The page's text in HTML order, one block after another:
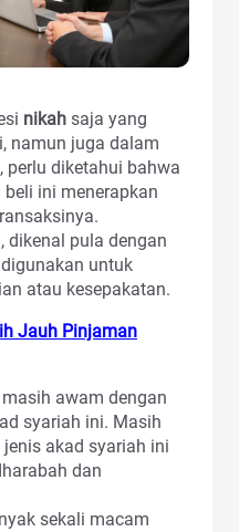
nikah saja yang
namun juga dalam
perlu diketahui bahwa
ini menerapkan
dikenal pula dengan
untuk
atau kesepakatan.
Jauh Pinjaman
awam dengan
syariah ini. Masih
akad syariah ini
dan
sekali macam